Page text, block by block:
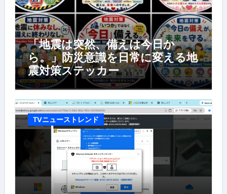
「地震は突然、備えは今日か
ら。」防災意識を日常に変える地
震対策ステッカー
TVニューストレンド